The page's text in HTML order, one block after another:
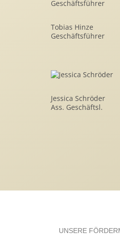
Tobias Hinze
Geschäftsführer
Jessica Schröder
Ass. Geschäftsl.
UNSERE